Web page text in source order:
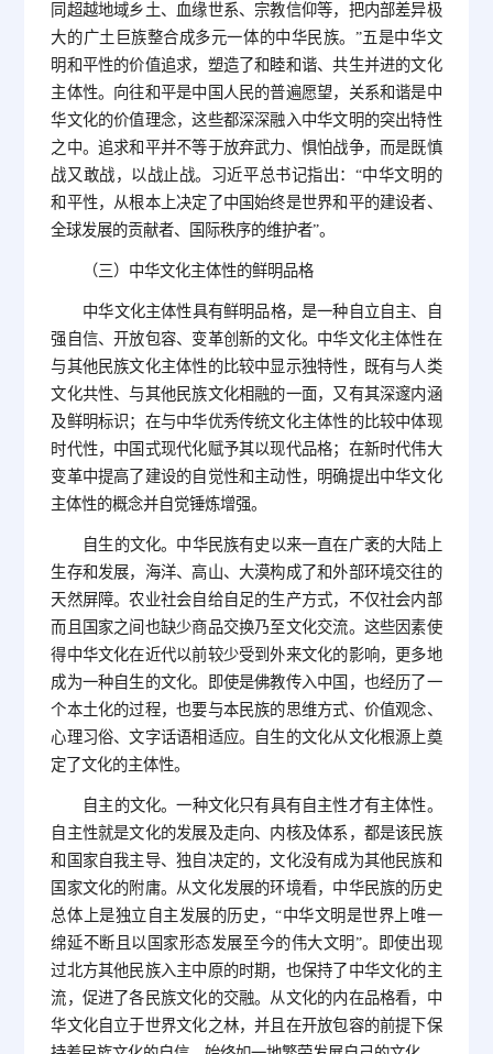
同超越地域乡土、血缘世系、宗教信仰等，把内部差异极
大的广土巨族整合成多元一体的中华民族。”五是中华文
明和平性的价值追求，塑造了和睦和谐、共生并进的文化
主体性。向往和平是中国人民的普遍愿望，关系和谐是中
华文化的价值理念，这些都深深融入中华文明的突出特性
之中。追求和平并不等于放弃武力、惧怕战争，而是既慎
战又敢战，以战止战。习近平总书记指出：“中华文明的
和平性，从根本上决定了中国始终是世界和平的建设者、
全球发展的贡献者、国际秩序的维护者”。
（三）中华文化主体性的鲜明品格
中华文化主体性具有鲜明品格，是一种自立自主、自
强自信、开放包容、变革创新的文化。中华文化主体性在
与其他民族文化主体性的比较中显示独特性，既有与人类
文化共性、与其他民族文化相融的一面，又有其深邃内涵
及鲜明标识；在与中华优秀传统文化主体性的比较中体现
时代性，中国式现代化赋予其以现代品格；在新时代伟大
变革中提高了建设的自觉性和主动性，明确提出中华文化
主体性的概念并自觉锤炼增强。
自生的文化。中华民族有史以来一直在广袤的大陆上
生存和发展，海洋、高山、大漠构成了和外部环境交往的
天然屏障。农业社会自给自足的生产方式，不仅社会内部
而且国家之间也缺少商品交换乃至文化交流。这些因素使
得中华文化在近代以前较少受到外来文化的影响，更多地
成为一种自生的文化。即使是佛教传入中国，也经历了一
个本土化的过程，也要与本民族的思维方式、价值观念、
心理习俗、文字话语相适应。自生的文化从文化根源上奠
定了文化的主体性。
自主的文化。一种文化只有具有自主性才有主体性。
自主性就是文化的发展及走向、内核及体系，都是该民族
和国家自我主导、独自决定的，文化没有成为其他民族和
国家文化的附庸。从文化发展的环境看，中华民族的历史
总体上是独立自主发展的历史，“中华文明是世界上唯一
绵延不断且以国家形态发展至今的伟大文明”。即使出现
过北方其他民族入主中原的时期，也保持了中华文化的主
流，促进了各民族文化的交融。从文化的内在品格看，中
华文化自立于世界文化之林，并且在开放包容的前提下保